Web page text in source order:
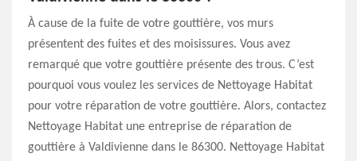
À cause de la fuite de votre gouttière, vos murs
présentent des fuites et des moisissures. Vous avez
remarqué que votre gouttière présente des trous. C’est
pourquoi vous voulez les services de Nettoyage Habitat
pour votre réparation de votre gouttière. Alors, contactez
Nettoyage Habitat une entreprise de réparation de
gouttière à Valdivienne dans le 86300. Nettoyage Habitat